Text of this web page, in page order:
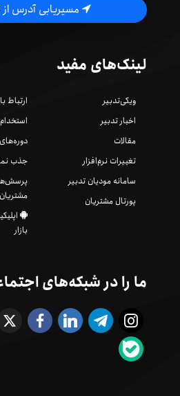
مسیریابی آدرس از
لینک‌های مفید
ویکی‌تدبیر
اخبار تدبیر
مقالات
تغییرات نرم‌افزار
سامانه مودیان تدبیر
پورتال مشتریان
ارتباط با
استخدام
جذب
مشتریان
بازار
ما را در شبکه‌های